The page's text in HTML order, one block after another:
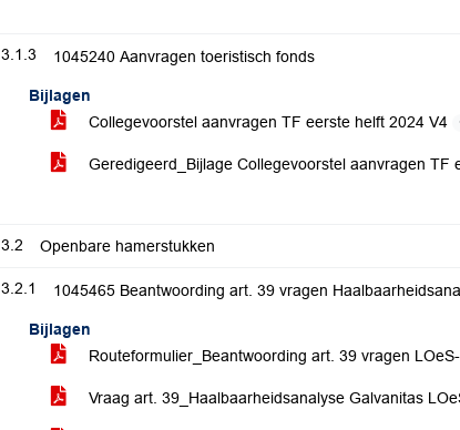
3.1.3 1045240 Aanvragen toeristisch fonds
Bijlagen
Collegevoorstel aanvragen TF eerste helft 2024 V4
Geredigeerd_Bijlage Collegevoorstel aanvragen TF
3.2 Openbare hamerstukken
3.2.1 1045465 Beantwoording art. 39 vragen
Bijlagen
Routeformulier_Beantwoording art. 39 vragen
Vraag art. 39_Haalbaarheidsanalyse Galvanitas